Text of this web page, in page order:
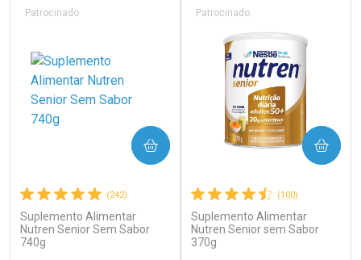
Laboratório
Ativar Desconto
Por Menos
Comprar sem Desconto
Laboratório
Ativar Desconto
Por Menos
Comprar sem Desconto
(242)
Suplemento Alimentar
Nutren Senior Sem Sabor
740g
Patrocinado
COMPRAR
(100)
Suplemento Alimentar
Nutren Senior sem Sabor
370g
Patrocinado
COMPRAR